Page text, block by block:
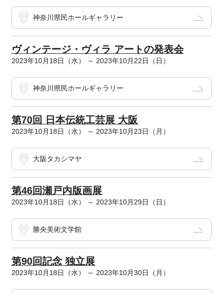
神奈川県民ホールギャラリー
ヴィンテージ・ヴィラ アートの発表会
2023年10月18日（水） ～ 2023年10月22日（日）
神奈川県民ホールギャラリー
第70回 日本伝統工芸展 大阪
2023年10月18日（水） ～ 2023年10月23日（月）
大阪タカシマヤ
第46回瀬戸内版画展
2023年10月18日（水） ～ 2023年10月29日（日）
勝央美術文学館
第90回記念 独立展
2023年10月18日（水） ～ 2023年10月30日（月）